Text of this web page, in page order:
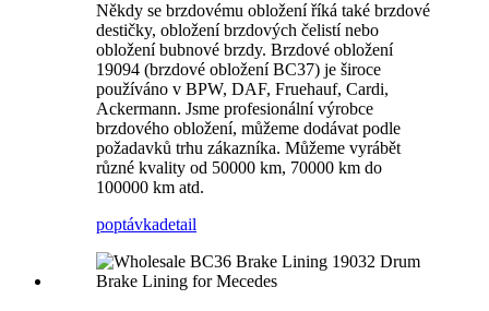
Někdy se brzdovému obložení říká také brzdové
destičky, obložení brzdových čelistí nebo
obložení bubnové brzdy. Brzdové obložení
19094 (brzdové obložení BC37) je široce
používáno v BPW, DAF, Fruehauf, Cardi,
Ackermann. Jsme profesionální výrobce
brzdového obložení, můžeme dodávat podle
požadavků trhu zákazníka. Můžeme vyrábět
různé kvality od 50000 km, 70000 km do
100000 km atd.
poptávkadetail